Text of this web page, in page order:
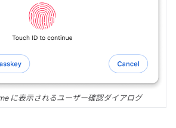
に表示されるユーザー確認ダイアログ